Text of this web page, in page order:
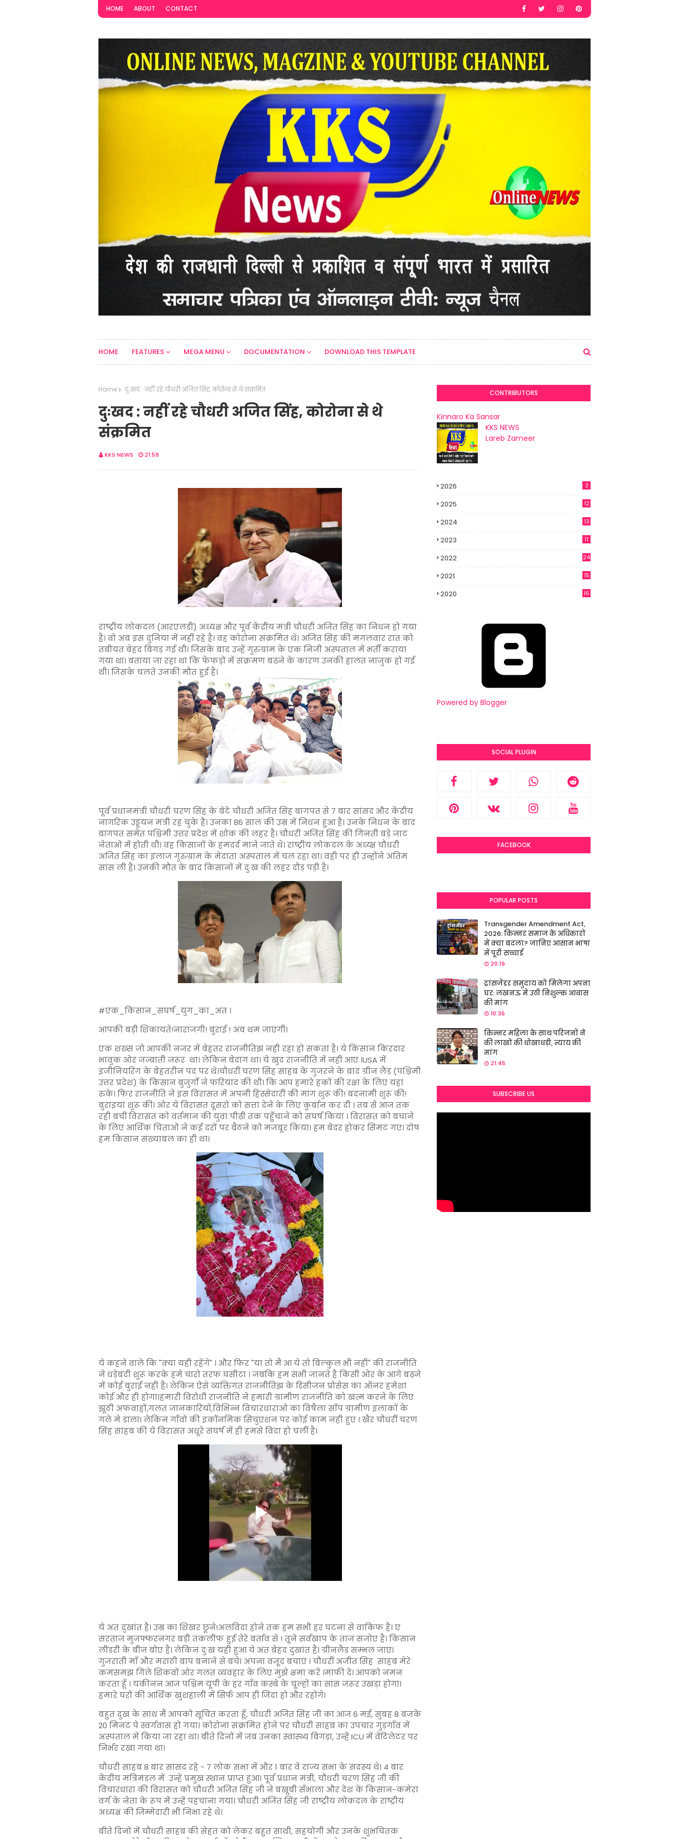
HOME ABOUT CONTACT
HOME FEATURES MEGA MENU DOCUMENTATION DOWNLOAD THIS TEMPLATE
Home दुःखद : नहीं रहे चौधरी अजित सिंह, कोरोना से थे संक्रमित
दुःखद : नहीं रहे चौधरी अजित सिंह, कोरोना से थे
संक्रमित
KKS NEWS 21:59
राष्ट्रीय लोकदल (आरएलडी) अध्यक्ष और पूर्व केंद्रीय मंत्री चौधरी अजित सिंह का निधन हो गया
है। वो अब इस दुनिया में नहीं रहे है। वह कोरोना संक्रमित थे। अजित सिंह की मंगलवार रात को
तबीयत बेहद बिगड़ गई थी। जिसके बाद उन्हें गुरुग्राम के एक निजी अस्पताल में भर्ती कराया
गया था। बताया जा रहा था कि फेफड़ों में संक्रमण बढ़ने के कारण उनकी हालत नाजुक हो गई
थी। जिसके चलते उनकी मौत हुई है।
पूर्व प्रधानमंत्री चौधरी चरण सिंह के बेटे चौधरी अजित सिंह बागपत से 7 बार सांसद और केंद्रीय
नागरिक उड्डयन मंत्री रह चुके हैं। उनका 86 साल की उम्र में निधन हुआ है। उनके निधन के बाद
बागपत समेत पश्चिमी उत्तर प्रदेश में शोक की लहर है। चौधरी अजित सिंह की गिनती बड़े जाट
नेताओं में होती थी। वह किसानों के हमदर्द माने जाते थे। राष्ट्रीय लोकदल के अध्य्क्ष चौधरी
अजित सिंह का इलाज गुरुग्राम के मेदांता अस्पताल में चल रहा था। वही पर ही उन्होंने अंतिम
सांस ली है। उनकी मौत के बाद किसानों में दुःख की लहर दौड़ पड़ी है।
#एक_किसान_संघर्ष_युग_का_अंत ।
आपकी बड़ी शिकायते!नाराजगी! बुराई ! अब थम जाएंगी।
एक शख्स जो आपकी नजर में बेहतर राजनीतिझ नही रहा हो सकता है। ये किसान किरदार
भावुक ओर जज्बाती जरूर था। लेकिन बेदाग था। ये खुद राजनीति में नही आए ।USA में
इंजीनियरिंग के बेहतरीन पद पर थे।चौधरीं चरण सिंह साहब के गुजरने के बाद ग्रीन लैंड (पश्चिमी
उत्तर प्रदेश) के किसान बुजुर्गो ने फरियाद की थी। कि आप हमारे हकों की रक्षा के लिए यहां
रुके। फिर राजनीति ने इस विरासत में अपनी हिस्सेदारी की मांग शुरू की! बदनामी शुरू की!
बुराइयां शुरू की। ओर ये विरासत दूसरो को सत्ता देने के लिए कुर्बान कर दी । तब से आज तक
रही बचीं विरासत को वर्तमान की युवा पीढ़ी तक पहुँचाने को संघर्ष किया । विरासत को बचाने
के लिए आर्थिक चिंताओं ने कई दरों पर बैठने को मजबूर किया। हम बेदर होकर सिमट गए। दोष
हम किसान संख्याबल का ही था।
ये कहने वाले कि "क्या यही रहेंगे" । और फिर "या तो मैं आ ये तो बिल्कुल भी नही" की राजनीति
ने धड़ेबंदी शुरू करके हमे चारो तरफ घसीटा । जबकि हम सभी जानते है किसी ओर के आगे बढ़ने
में कोई बुराई नही है। लेकिन ऐसे व्यक्तिगत राजनीतिझ के डिसीजन प्रोसेस का ऑनर हमेशा
कोई और ही होगा।हमारी विरोधी राजनीति ने हमारी ग्रामीण राजनीति को खत्म करने के लिए
झूठी अफवाहों,गलत जानकारियों,विभिन्न विचारधाराओं का विषैला साँप ग्रामीण इलाकों के
गले मे डाला। लेकिन गाँवो की इकॉनमिक सिचुएशन पर कोई काम नही हुए । खैर चौधरीं चरण
सिंह साहब की ये विरासत अधूरे संघर्ष में ही हमसे विदा हो चलीं है।
ये अंत दुखांत है। उम्र का शिखर छूने!अलविदा होने तक हम सभी हर घटना से वाकिफ है। ए
सरताज मुजफ्फरनगर बड़ी तकलीफ हुई तेरे बर्ताव से ! तूने सर्वखाप के ताज संजोए है। किसान
लीडरी के बीज बोए है। लेकिन दुःख यही हुआ ये अंत बेहद दुखांत है। ग्रीनलैंड सम्भल जाए।
गुजराती माँ और मराठी बाप बनाने से बचे। अपना वजूद बचाएं । चौधरीं अजीत सिंह साहब मेरे
कमसमझ गिले शिकवों ओर गलत व्यवहार के लिए मुझे क्षमा करें ।माफी दे। आपको नमन
करता हूँ । यकीनन आज पश्चिम यूपी के हर गाँव कस्बे के चूल्हों का सांस जरूर उखड़ा होगा।
हमारे घरों की आर्थिक खुशहाली में सिर्फ आप ही जिंदा हो और रहोगे।
बहुत दुख के साथ मैं आपको सूचित करता हूँ, चौधरी अजित सिंह जी का आज 6 मई, सुबह 8 बजके
20 मिनट पे स्वर्गवास हो गया। कोरोना संक्रमित होने पर चौधरी साहब का उपचार गुड़गाँव में
अस्पताल में किया जा रहा था। बीते दिनों में जब उनका स्वास्थ्य बिगड़ा, उन्हें ICU में वेंटिलेटर पर
निर्भर रखा गया था।
चौधरी साहब 8 बार सांसद रहे - 7 लोक सभा में और 1 बार वे राज्य सभा के सदस्य थे। 4 बार
केंद्रीय मंत्रिमंडल में उन्हें प्रमुख स्थान प्राप्त हुआ। पूर्व प्रधान मंत्री, चौधरी चरण सिंह जी की
विचारधारा की विरासत को चौधरी अजित सिंह जी ने बखूबी सँभाला और देश के किसान-कमेरा
वर्ग के नेता के रूप में उन्हें पहचाना गया। चौधरी अजित सिंह जी राष्ट्रीय लोकदल के राष्ट्रीय
अध्यक्ष की ज़िम्मेदारी भी निभा रहे थे।
बीते दिनों में चौधरी साहब की सेहत को लेकर बहुत साथी, सहयोगी और उनके शुभचिंतक
CONTRIBUTORS
Kinnaro Ka Sansar
KKS NEWS
Lareb Zameer
2026 3
2025 12
2024 13
2023 11
2022 24
2021
15
2020
16
Powered by Blogger
SOCIAL PLUGIN
FACEBOOK
POPULAR POSTS
Transgender Amendment Act,
2026: किन्नर समाज के अधिकारों
में क्या बदला? जानिए आसान भाषा
में पूरी सच्चाई
20:19
ट्रांसजेंडर समुदाय को मिलेगा अपना
घर: लखनऊ में उठी निशुल्क आवास
की मांग
10:36
किन्नर महिला के साथ परिजनों ने
की लाखों की धोखाधड़ी, न्याय की
मांग
21:45
SUBSCRIBE US